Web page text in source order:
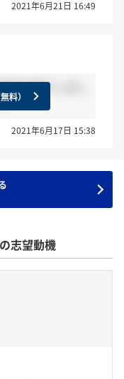
2021年6月21日 16:49
付は終了しまし
料）
2021年6月17日 15:38
志望動機